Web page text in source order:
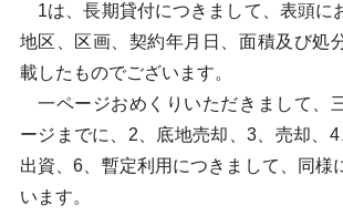
1は、長期貸付につきまして、表頭に
地区、区画、契約年月日、面積及び処
載したものでございます。
一ページおめくりいただきまして、
ージまでに、2、底地売却、3、売却、
出資、6、暫定利用につきまして、同様
います。